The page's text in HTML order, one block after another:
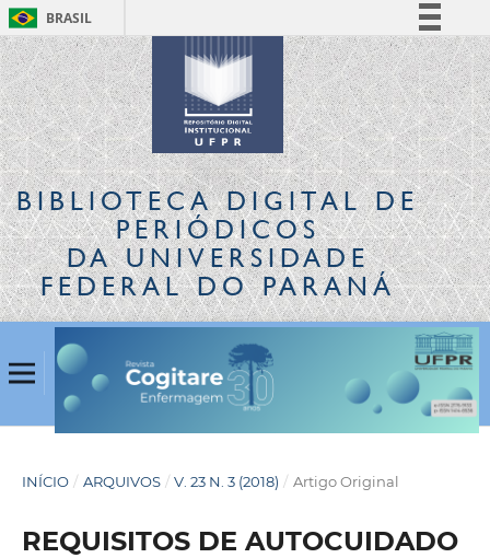
BRASIL
Simplifique!
Comunica BR
Participe
Acesso à informação
Legislação
Canais
BIBLIOTECA DIGITALDE
PERIÓDICOS
DA UNIVERSIDADE
FEDERAL DO PARANÁ
INÍCIO / ARQUIVOS / V. 23 N. 3 (2018) / Artigo Original
REQUISITOS DE AUTOCUIDADO